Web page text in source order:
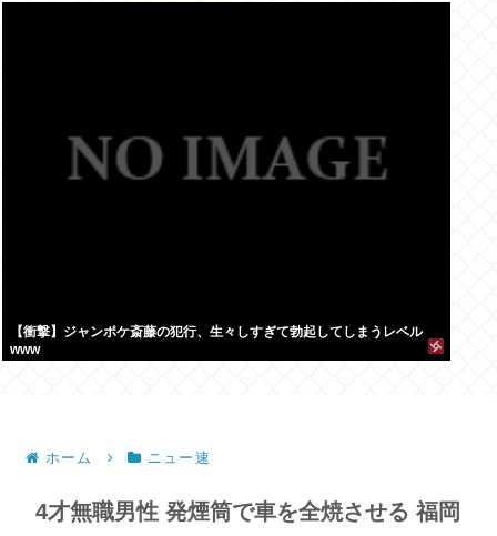
【衝撃】ジャンポケ斎藤の犯行、生々しすぎて勃起してしまうレベル
www
ホーム ニュー速
4才無職男性 発煙筒で車を全焼させる 福岡